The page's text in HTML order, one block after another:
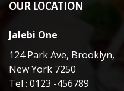
OUR LOCATION
Jalebi One
124 Park Ave, Brooklyn,
New York 7250
Tel : 0123 -456789